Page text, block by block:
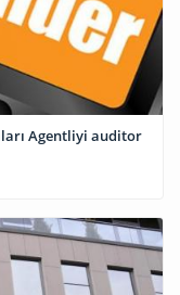
Agentliyi auditor